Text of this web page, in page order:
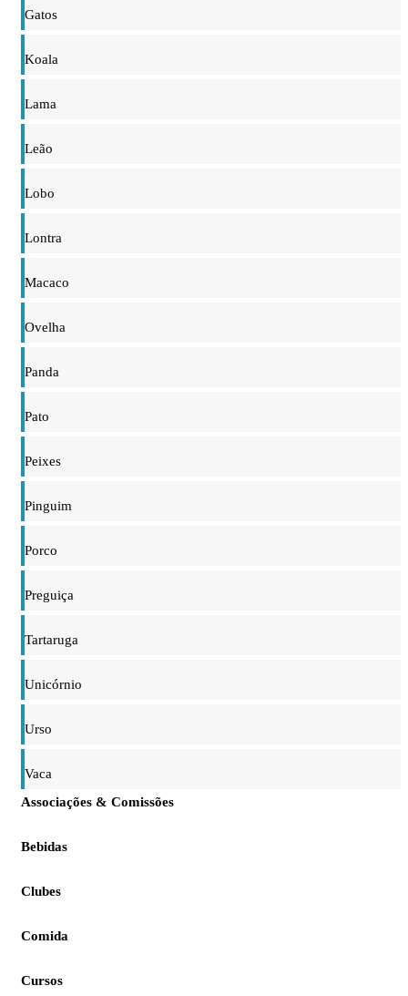
Gatos
Koala
Lama
Leão
Lobo
Lontra
Macaco
Ovelha
Panda
Pato
Peixes
Pinguim
Porco
Preguiça
Tartaruga
Unicórnio
Urso
Vaca
Associações & Comissões
Bebidas
Clubes
Comida
Cursos